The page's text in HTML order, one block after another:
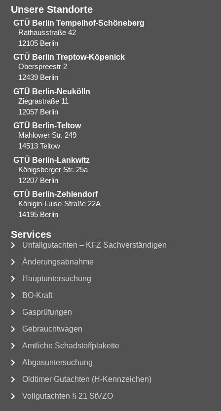
Unsere Standorte
GTÜ Berlin Tempelhof-Schöneberg
Rathausstraße 42
12105 Berlin
GTÜ Berlin Treptow-Köpenick
Oberspreestr 2
12439 Berlin​
GTÜ Berlin-Neukölln
Ziegrastraße 11
12057 Berlin
GTÜ Berlin-Teltow
Mahlower Str. 249
14513 Teltow
GTÜ Berlin-Lankwitz
Königsberger Str. 25a
12207 Berlin
GTÜ Berlin-Zehlendorf
Königin-Luise-Straße 22A
14195 Berlin
Services
Unfallgutachten – KFZ Sachverständigen
Änderungsabnahme
Hauptuntersuchung
BO-Kraft
Gasprüfungen
Gebrauchtwagen
Amtliche Schadstoffplakette
Abgasuntersuchung
Oldtimer Gutachten (H-Kennzeichen)
Vollgutachten § 21 StVZO